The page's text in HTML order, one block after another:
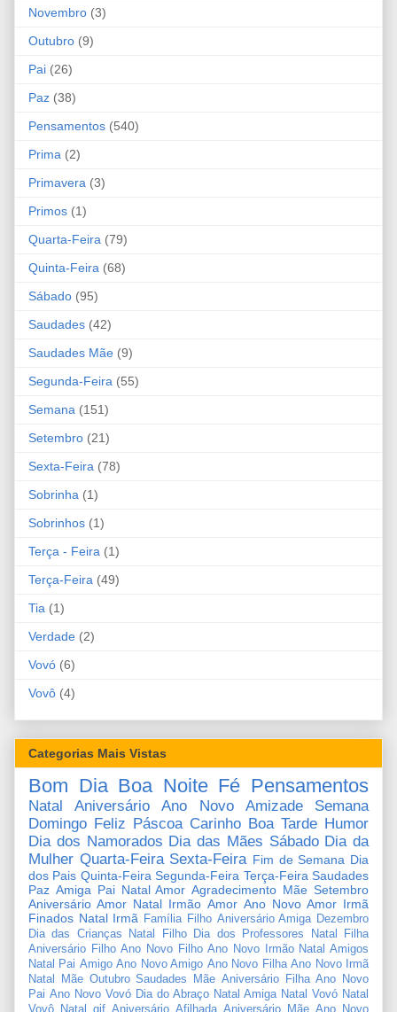
Novembro (3)
Outubro (9)
Pai (26)
Paz (38)
Pensamentos (540)
Prima (2)
Primavera (3)
Primos (1)
Quarta-Feira (79)
Quinta-Feira (68)
Sábado (95)
Saudades (42)
Saudades Mãe (9)
Segunda-Feira (55)
Semana (151)
Setembro (21)
Sexta-Feira (78)
Sobrinha (1)
Sobrinhos (1)
Terça - Feira (1)
Terça-Feira (49)
Tia (1)
Verdade (2)
Vovó (6)
Vovô (4)
Categorias Mais Vistas
Bom Dia Boa Noite Fé Pensamentos
Natal Aniversário Ano Novo Amizade
Semana
Domingo Feliz Páscoa Carinho Boa Tarde Humor
Dia dos Namorados Dia das Mães Sábado Dia da
Mulher Quarta-Feira Sexta-Feira Fim de Semana Dia
dos Pais Quinta-Feira Segunda-Feira Terça-Feira Saudades
Paz Amiga Pai Natal Amor Agradecimento Mãe Setembro
Aniversário Amor Natal Irmão Amor Ano Novo Amor Irmã
Finados Natal Irmã Família Filho Aniversário Amiga Dezembro
Dia das Crianças
Natal Filho Dia dos Professores
Natal Filha
Aniversário Filho Ano Novo Filho Ano Novo Irmão Natal Amigos
Natal Pai Amigo Ano Novo Amigo Ano Novo Filha Ano Novo Irmã
Natal Mãe Outubro Saudades Mãe Aniversário Filha Ano Novo
Pai Ano Novo Vovó Dia do Abraço Natal Amiga Natal Vovó Natal